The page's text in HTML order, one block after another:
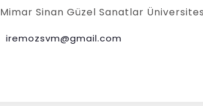
Mimar Sinan Güzel Sanatlar
iremozsvm@gmail.com